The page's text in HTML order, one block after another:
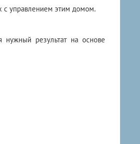
с управлением этим домом.
нужный результат на основе